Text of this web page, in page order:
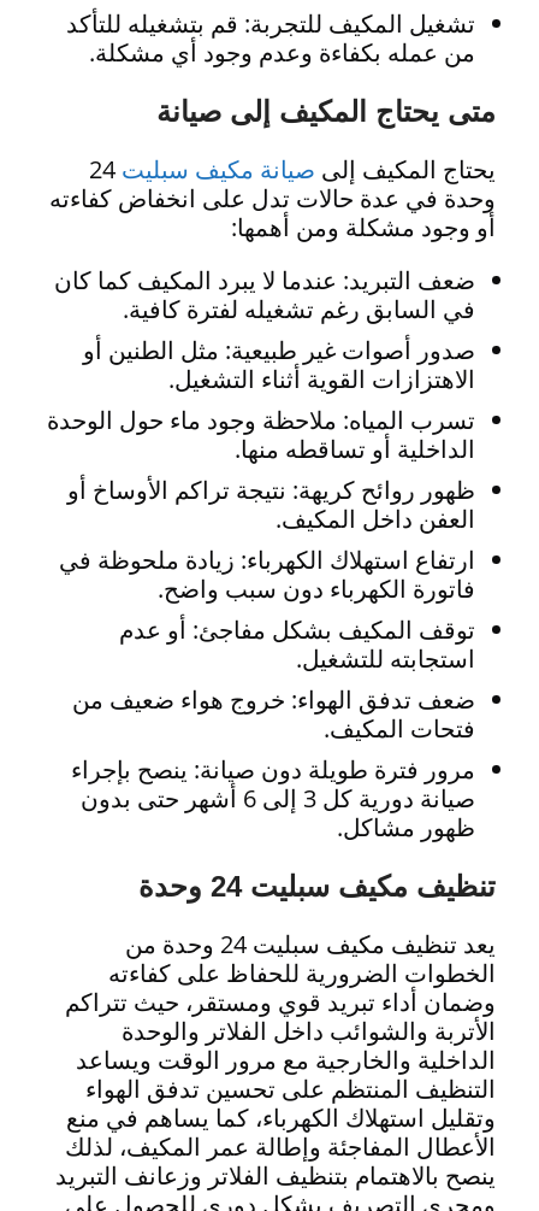
تشغيل المكيف للتجربة: قم بتشغيله للتأكد
من عمله بكفاءة وعدم وجود أي مشكلة.
متى يحتاج المكيف إلى صيانة
يحتاج المكيف إلى صيانة مكيف سبليت 24
وحدة في عدة حالات تدل على انخفاض كفاءته
أو وجود مشكلة ومن أهمها:
ضعف التبريد: عندما لا يبرد المكيف كما كان
في السابق رغم تشغيله لفترة كافية.
صدور أصوات غير طبيعية: مثل الطنين أو
الاهتزازات القوية أثناء التشغيل.
تسرب المياه: ملاحظة وجود ماء حول الوحدة
الداخلية أو تساقطه منها.
ظهور روائح كريهة: نتيجة تراكم الأوساخ أو
العفن داخل المكيف.
ارتفاع استهلاك الكهرباء: زيادة ملحوظة في
فاتورة الكهرباء دون سبب واضح.
توقف المكيف بشكل مفاجئ: أو عدم
استجابته للتشغيل.
ضعف تدفق الهواء: خروج هواء ضعيف من
فتحات المكيف.
مرور فترة طويلة دون صيانة: ينصح بإجراء
صيانة دورية كل 3 إلى 6 أشهر حتى بدون
ظهور مشاكل.
تنظيف مكيف سبليت 24 وحدة
يعد تنظيف مكيف سبليت 24 وحدة من
الخطوات الضرورية للحفاظ على كفاءته
وضمان أداء تبريد قوي ومستقر، حيث تتراكم
الأتربة والشوائب داخل الفلاتر والوحدة
الداخلية والخارجية مع مرور الوقت ويساعد
التنظيف المنتظم على تحسين تدفق الهواء
وتقليل استهلاك الكهرباء، كما يساهم في منع
الأعطال المفاجئة وإطالة عمر المكيف، لذلك
ينصح بالاهتمام بتنظيف الفلاتر وزعانف التبريد
ومجرى التصريف بشكل دوري للحصول على